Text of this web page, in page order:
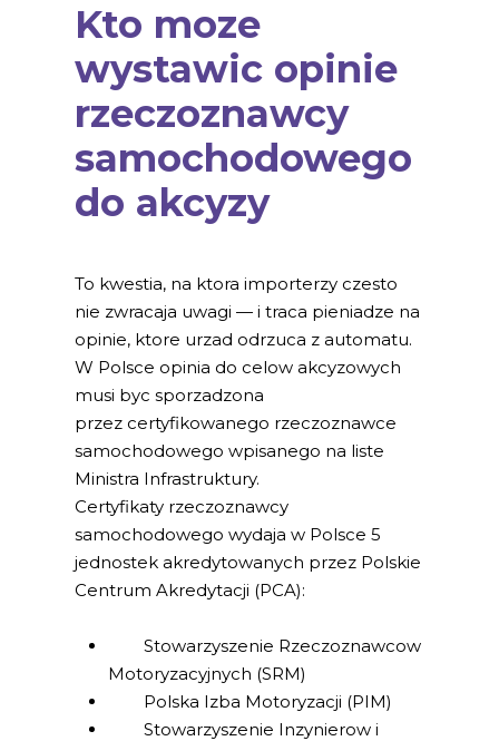
Kto moze
wystawic opinie
rzeczoznawcy
samochodowego
do akcyzy
To kwestia, na ktora importerzy czesto
nie zwracaja uwagi — i traca pieniadze na
opinie, ktore urzad odrzuca z automatu.
W Polsce opinia do celow akcyzowych
musi byc sporzadzona
przez certyfikowanego rzeczoznawce
samochodowego wpisanego na liste
Ministra Infrastruktury.
Certyfikaty rzeczoznawcy
samochodowego wydaja w Polsce 5
jednostek akredytowanych przez Polskie
Centrum Akredytacji (PCA):
Stowarzyszenie Rzeczoznawcow
Motoryzacyjnych (SRM)
Polska Izba Motoryzacji (PIM)
Stowarzyszenie Inzynierow i